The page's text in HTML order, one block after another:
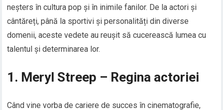
neșters în cultura pop și în inimile fanilor. De la actori și
cântăreți, până la sportivi și personalități din diverse
domenii, aceste vedete au reușit să cucerească lumea cu
talentul și determinarea lor.
1. Meryl Streep – Regina actoriei
Când vine vorba de cariere de succes în cinematografie,